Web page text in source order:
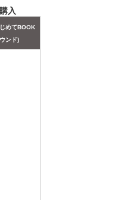
入
めてBOOK
ンド)